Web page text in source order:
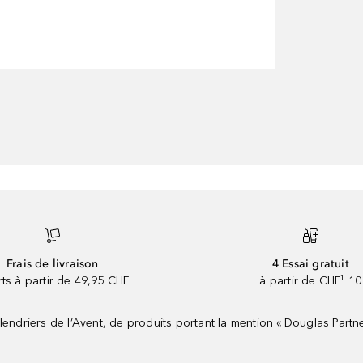
Frais de livraison
à partir de 49,95 CHF
4 Essai gratuit
à partir de CHF¹ 10
de l’Avent, de produits portant la mention « Douglas